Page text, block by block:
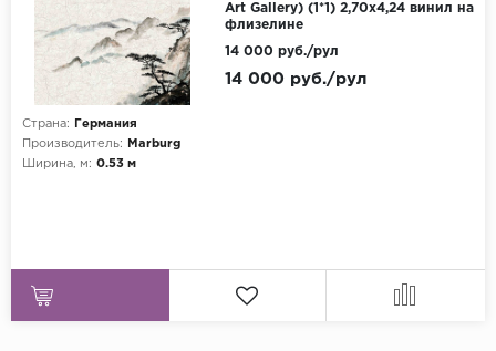
Art Gallery) (1*1) 2,70x4,24 винил на
флизелине
Страна:
Германия
Производитель:
Marburg
Ширина, м: 0.53 м
14 000 руб./рул
14 000 руб./рул